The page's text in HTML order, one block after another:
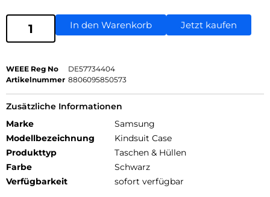
In den Warenkorb Jetzt kaufen
WEEE Reg No
DE57734404
Artikelnummer 8806095850573
Zusätzliche Informationen
Marke
Samsung
Modellbezeichnung
Kindsuit Case
Produkttyp
Taschen & Hüllen
Farbe
Schwarz
Verfügbarkeit
sofort verfügbar